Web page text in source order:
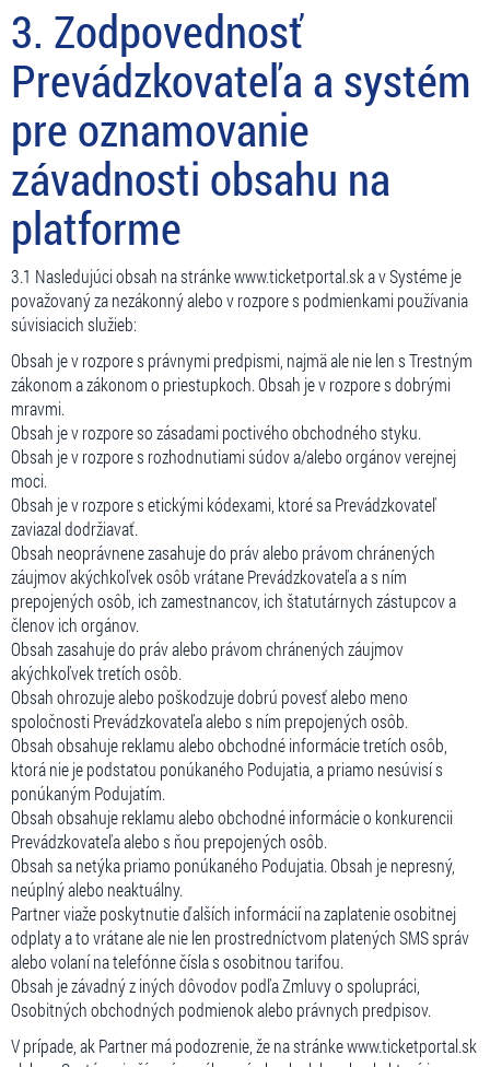
3. Zodpovednosť
Prevádzkovateľa a systém
pre oznamovanie
závadnosti obsahu na
platforme
3.1 Nasledujúci obsah na stránke www.ticketportal.sk a v Systéme je
považovaný za nezákonný alebo v rozpore s podmienkami používania
súvisiacich služieb:
Obsah je v rozpore s právnymi predpismi, najmä ale nie len s Trestným
zákonom a zákonom o priestupkoch. Obsah je v rozpore s dobrými
mravmi.
Obsah je v rozpore so zásadami poctivého obchodného styku.
Obsah je v rozpore s rozhodnutiami súdov a/alebo orgánov verejnej
moci.
Obsah je v rozpore s etickými kódexami, ktoré sa Prevádzkovateľ
zaviazal dodržiavať.
Obsah neoprávnene zasahuje do práv alebo právom chránených
záujmov akýchkoľvek osôb vrátane Prevádzkovateľa a s ním
prepojených osôb, ich zamestnancov, ich štatutárnych zástupcov a
členov ich orgánov.
Obsah zasahuje do práv alebo právom chránených záujmov
akýchkoľvek tretích osôb.
Obsah ohrozuje alebo poškodzuje dobrú povesť alebo meno
spoločnosti Prevádzkovateľa alebo s ním prepojených osôb.
Obsah obsahuje reklamu alebo obchodné informácie tretích osôb,
ktorá nie je podstatou ponúkaného Podujatia, a priamo nesúvisí s
ponúkaným Podujatím.
Obsah obsahuje reklamu alebo obchodné informácie o konkurencii
Prevádzkovateľa alebo s ňou prepojených osôb.
Obsah sa netýka priamo ponúkaného Podujatia. Obsah je nepresný,
neúplný alebo neaktuálny.
Partner viaže poskytnutie ďalších informácií na zaplatenie osobitnej
odplaty a to vrátane ale nie len prostredníctvom platených SMS správ
alebo volaní na telefónne čísla s osobitnou tarifou.
Obsah je závadný z iných dôvodov podľa Zmluvy o spolupráci,
Osobitných obchodných podmienok alebo právnych predpisov.
V prípade, ak Partner má podozrenie, že na stránke www.ticketportal.sk